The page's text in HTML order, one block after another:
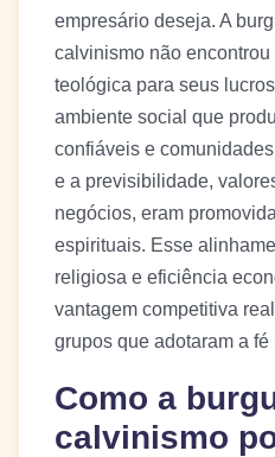
empresário deseja. A
calvinismo não
teológica para seus
ambiente social que
confiáveis e
e a previsibilidade,
negócios, eram
espirituais. Esse
religiosa e eficiência
vantagem competitiva
grupos que adotaram a fé
Como a
calvinismo